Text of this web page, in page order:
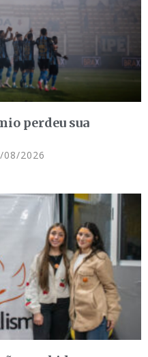
perdeu sua
08/2026